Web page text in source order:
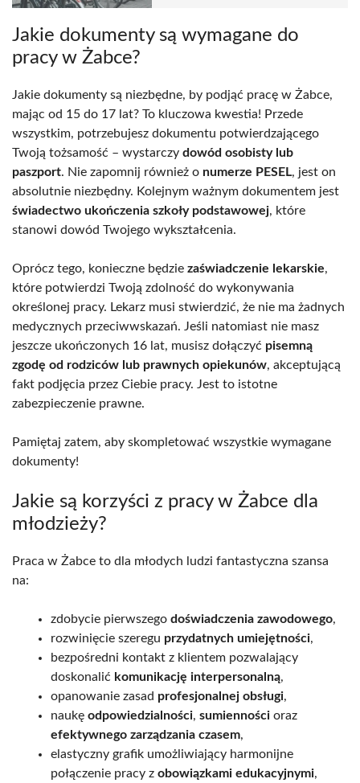
Jakie dokumenty są wymagane do
pracy w Żabce?
Jakie dokumenty są niezbędne, by podjąć pracę w Żabce,
mając od 15 do 17 lat? To kluczowa kwestia! Przede
wszystkim, potrzebujesz dokumentu potwierdzającego
Twoją tożsamość – wystarczy dowód osobisty lub
paszport. Nie zapomnij również o numerze PESEL, jest on
absolutnie niezbędny. Kolejnym ważnym dokumentem jest
świadectwo ukończenia szkoły podstawowej, które
stanowi dowód Twojego wykształcenia.
Oprócz tego, konieczne będzie zaświadczenie lekarskie,
które potwierdzi Twoją zdolność do wykonywania
określonej pracy. Lekarz musi stwierdzić, że nie ma żadnych
medycznych przeciwwskazań. Jeśli natomiast nie masz
jeszcze ukończonych 16 lat, musisz dołączyć pisemną
zgodę od rodziców lub prawnych opiekunów, akceptującą
fakt podjęcia przez Ciebie pracy. Jest to istotne
zabezpieczenie prawne.
Pamiętaj zatem, aby skompletować wszystkie wymagane
dokumenty!
Jakie są korzyści z pracy w Żabce dla
młodzieży?
Praca w Żabce to dla młodych ludzi fantastyczna szansa
na:
zdobycie pierwszego doświadczenia zawodowego,
rozwinięcie szeregu przydatnych umiejętności,
bezpośredni kontakt z klientem pozwalający
doskonalić komunikację interpersonalną,
opanowanie zasad profesjonalnej obsługi,
naukę odpowiedzialności, sumienności oraz
efektywnego zarządzania czasem,
elastyczny grafik umożliwiający harmonijne
połączenie pracy z obowiązkami edukacyjnymi,